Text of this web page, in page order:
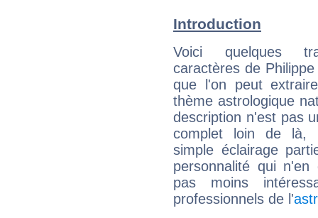
Introduction
Voici quelques
caractères de
que l'on peut
thème astrologique
description n'est pas
complet loin de là,
simple éclairage
personnalité qui n'en
pas moins
professionnels de l'